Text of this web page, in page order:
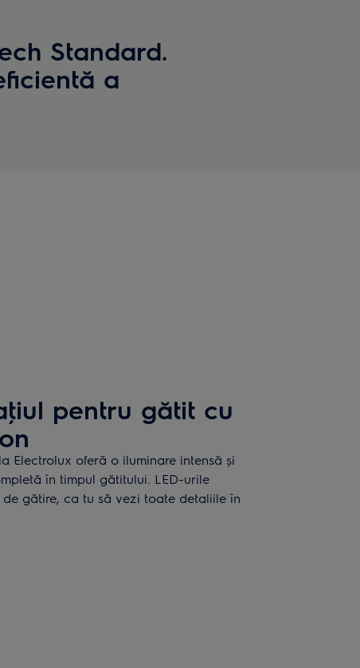
Standard.
a
pentru gătit cu
Electrolux oferă o iluminare intensă și
în timpul gătitului. LED-urile
gătire, ca tu să vezi toate detaliile în